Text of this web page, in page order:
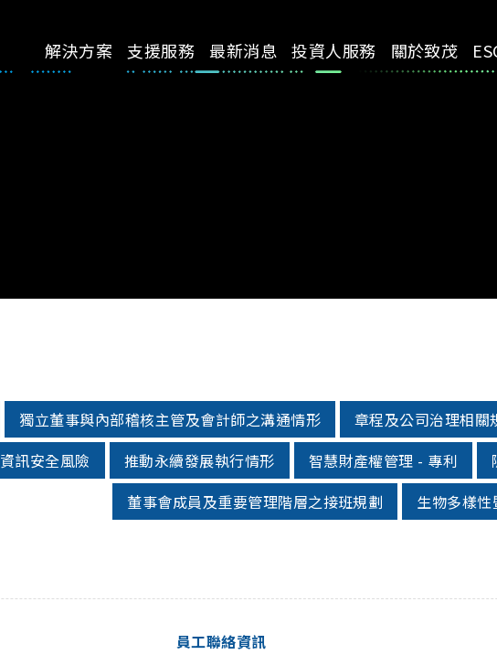
解決方案 支援服務 最新消息 投資人服務 關於致茂
獨立董事與內部稽核主管及會計師之溝通情形 章程及公司治理相關
資訊安全風險 推動永續發展執行情形 智慧財產權管理 - 專利
董事會成員及重要管理階層之接班規劃
生物多樣
員工聯絡資訊